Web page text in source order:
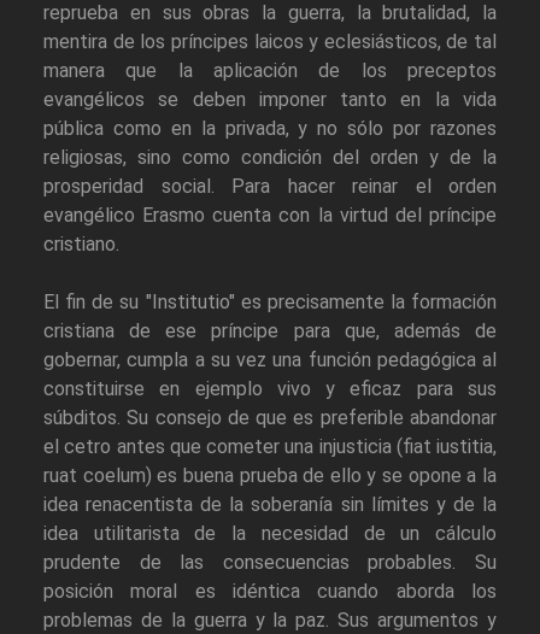
reprueba en sus obras la guerra, la brutalidad, la
mentira de los príncipes laicos y eclesiásticos, de tal
manera que la aplicación de los preceptos
evangélicos se deben imponer tanto en la vida
pública como en la privada, y no sólo por razones
religiosas, sino como condición del orden y de la
prosperidad social. Para hacer reinar el orden
evangélico Erasmo cuenta con la virtud del príncipe
cristiano.
El fin de su "Institutio" es precisamente la formación
cristiana de ese príncipe para que, además de
gobernar, cumpla a su vez una función pedagógica al
constituirse en ejemplo vivo y eficaz para sus
súbditos. Su consejo de que es preferible abandonar
el cetro antes que cometer una injusticia (fiat iustitia,
ruat coelum) es buena prueba de ello y se opone a la
idea renacentista de la soberanía sin límites y de la
idea utilitarista de la necesidad de un cálculo
prudente de las consecuencias probables. Su
posición moral es idéntica cuando aborda los
problemas de la guerra y la paz. Sus argumentos y